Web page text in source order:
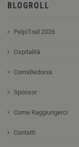
BLOGROLL
PelpiTrail 2026
Ospitalità
CorrixBedonia
Sponsor
Come Raggiungerci
Contatti